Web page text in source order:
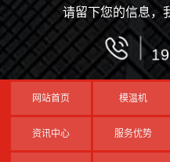
请留下您的信息，
网站首页 模温机
资讯中心 服务优势